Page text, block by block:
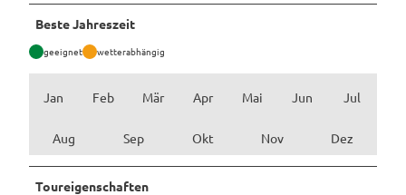
Beste Jahreszeit
geeignet wetterabhängig
Jan Feb Mär Apr Mai Jun Jul
Aug Sep Okt Nov Dez
Toureigenschaften